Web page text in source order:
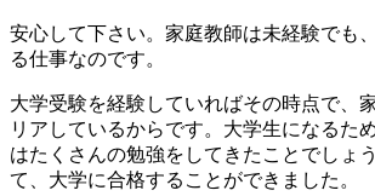
安心して下さい。家庭教師は未経験でも
る仕事なのです。
大学受験を経験していればその時点で、
リアしているからです。大学生になるた
はたくさんの勉強をしてきたことでしょ
て、大学に合格することができました。